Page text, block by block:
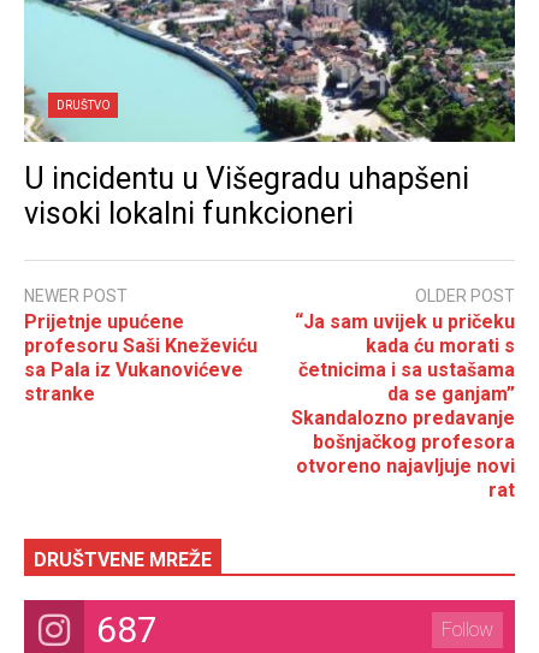
DRUŠTVO
U incidentu u Višegradu uhapšeni
visoki lokalni funkcioneri
NEWER POST
Prijetnje upućene
profesoru Saši Kneževiću
sa Pala iz Vukanovićeve
stranke
OLDER POST
“Ja sam uvijek u pričeku
kada ću morati s
četnicima i sa ustašama
da se ganjam”
Skandalozno predavanje
bošnjačkog profesora
otvoreno najavljuje novi
rat
DRUŠTVENE MREŽE
687 Follow